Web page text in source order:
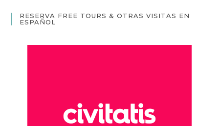
RESERVA FREE TOURS & OTRAS VISITAS EN
ESPAÑOL